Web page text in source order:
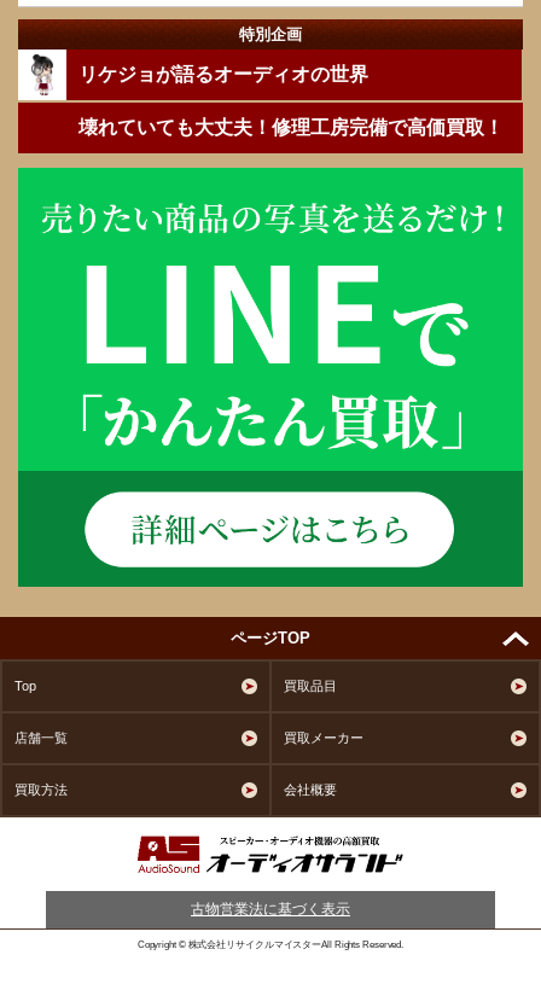
特別企画
リケジョが語るオーディオの世界
壊れていても大丈夫！修理工房完備で高価買取！
ページTOP
Top 買取品目
店舗一覧 買取メーカー
買取方法 会社概要
古物営業法に基づく表示
Copyright © 株式会社リサイクルマイスターAll Rights Reserved.